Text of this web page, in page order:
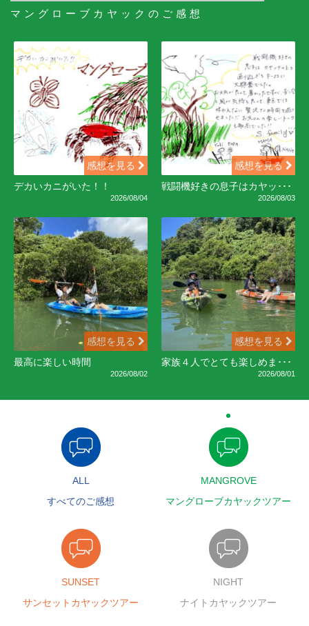
マングローブカヤックのご感想
感想を見る
デカいカニがいた！！
2026/08/04
感想を見る
戦闘機好きの息子はカヤッ･･･
2026/08/03
感想を見る
最高に楽しい時間
2026/08/02
感想を見る
家族４人でとても楽しめま･･･
2026/08/01
ALL
すべてのご感想
MANGROVE
マングローブカヤックツアー
SUNSET
サンセットカヤックツアー
NIGHT
ナイトカヤックツアー